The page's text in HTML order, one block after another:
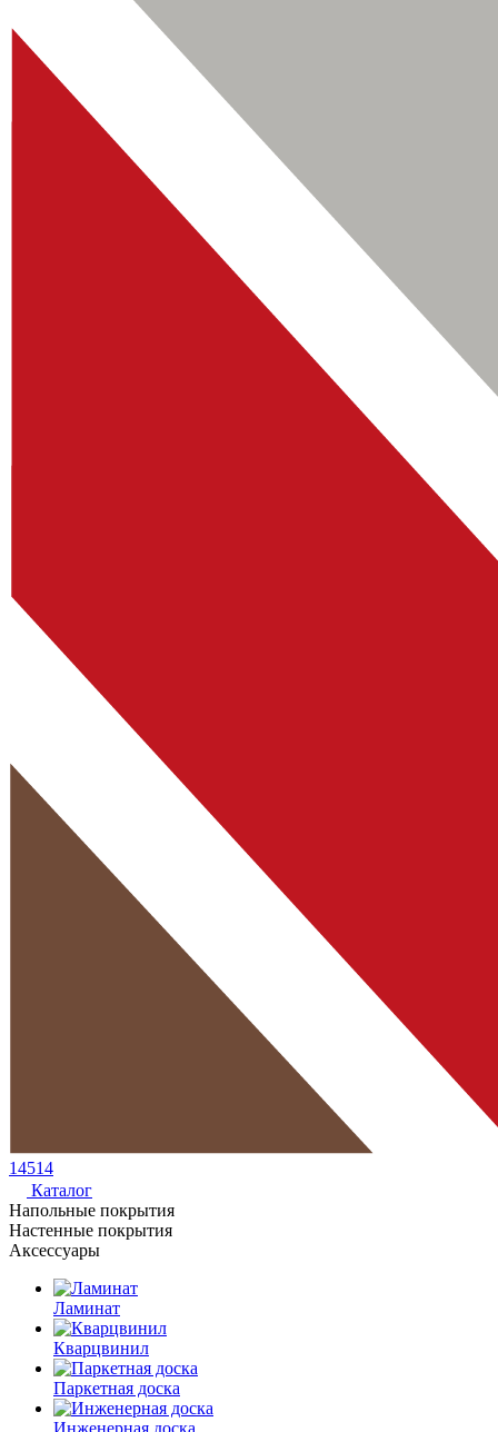
14514
Каталог
Напольные покрытия
Настенные покрытия
Аксессуары
Ламинат
Кварцвинил
Паркетная доска
Инженерная доска